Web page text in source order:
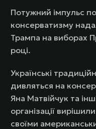
Потужний імпульс
консерватизму
Трампа на виборах
році.
Українські
дивляться на
Яна Матвійчук та
організації
своїми